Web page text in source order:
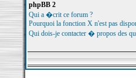
phpBB 2
Qui a �crit ce forum ?
Pourquoi la fonction X n'est pas
Qui dois-je contacter � propos des